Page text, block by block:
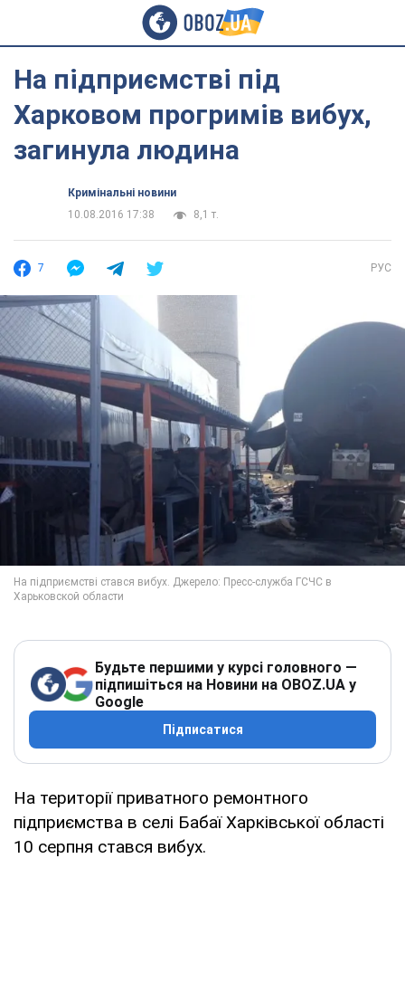
На підприємстві під
Харковом прогримів вибух,
загинула людина
Кримінальні новини
10.08.2016 17:38
8,1 т.
7 РУС
Будьте першими у курсі головного —
підпишіться на Новини на OBOZ.UA у
Google
Підписатися
На території приватного ремонтного
підприємства в селі Бабаї Харківської області
10 серпня стався вибух.